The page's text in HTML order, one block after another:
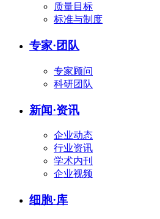
质量目标
标准与制度
专家·团队
专家顾问
科研团队
新闻·资讯
企业动态
行业资讯
学术内刊
企业视频
细胞·库